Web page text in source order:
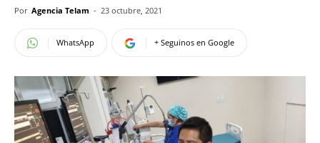
Por Agencia Telam - 23 octubre, 2021
WhatsApp + Seguinos en Google